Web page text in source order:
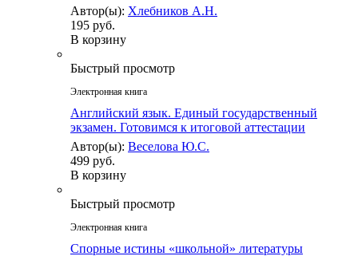
Автор(ы): Хлебников А.Н.
195 руб.
В корзину
Быстрый просмотр
Электронная книга
Английский язык. Единый государственный
экзамен. Готовимся к итоговой аттестации
Автор(ы): Веселова Ю.С.
499 руб.
В корзину
Быстрый просмотр
Электронная книга
Спорные истины «школьной» литературы